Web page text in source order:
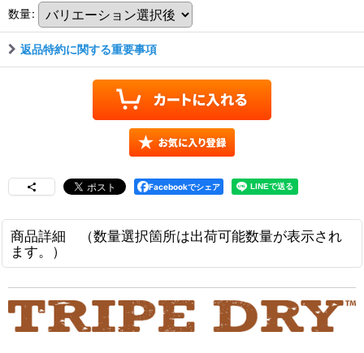
数量:
返品特約に関する重要事項
Facebookでシェア
商品詳細 （数量選択箇所は出荷可能数量が表示され
ます。）